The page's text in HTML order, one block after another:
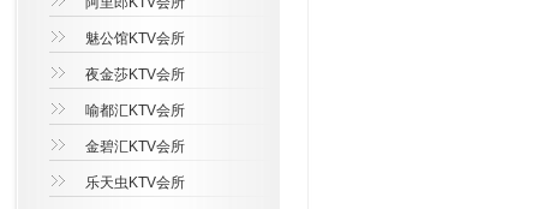
魅公馆KTV会所
夜金莎KTV会所
喻都汇KTV会所
金碧汇KTV会所
乐天虫KTV会所